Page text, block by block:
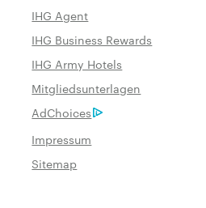
IHG Agent
IHG Business Rewards
IHG Army Hotels
Mitgliedsunterlagen
AdChoices
Impressum
Sitemap